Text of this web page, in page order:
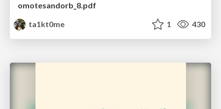
omotesandorb_8.pdf
ta1kt0me
1 430